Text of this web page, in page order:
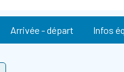
Arrivée - départ Infos